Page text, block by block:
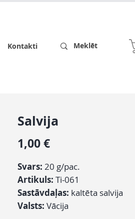
Kontakti
Salvija
1,00 €Cena
Svars: 20 g/pac.
Artikuls: Ti-061
Sastāvdaļas: kaltēta salvija
Valsts: Vācija